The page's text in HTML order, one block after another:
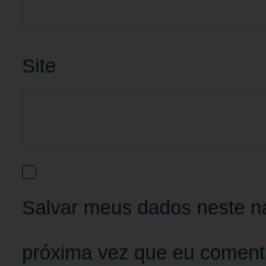
Site
Salvar meus dados neste
próxima vez que eu